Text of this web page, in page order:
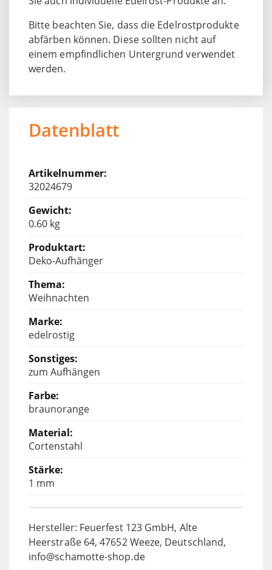
Bitte beachten Sie, dass die Edelrostprodukte
abfärben können. Diese sollten nicht auf
einem empfindlichen Untergrund verwendet
werden.
Datenblatt
32024679
0.60 kg
Deko-Aufhänger
Weihnachten
edelrostig
zum Aufhängen
braunorange
Cortenstahl
1 mm
Hersteller: Feuerfest 123 GmbH, Alte
Heerstraße 64, 47652 Weeze, Deutschland,
info@schamotte-shop.de